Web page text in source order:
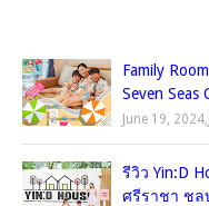
Family
Seven Seas
June 19, 2024,
รีวิว Yin:D
ศรีราชา ชล